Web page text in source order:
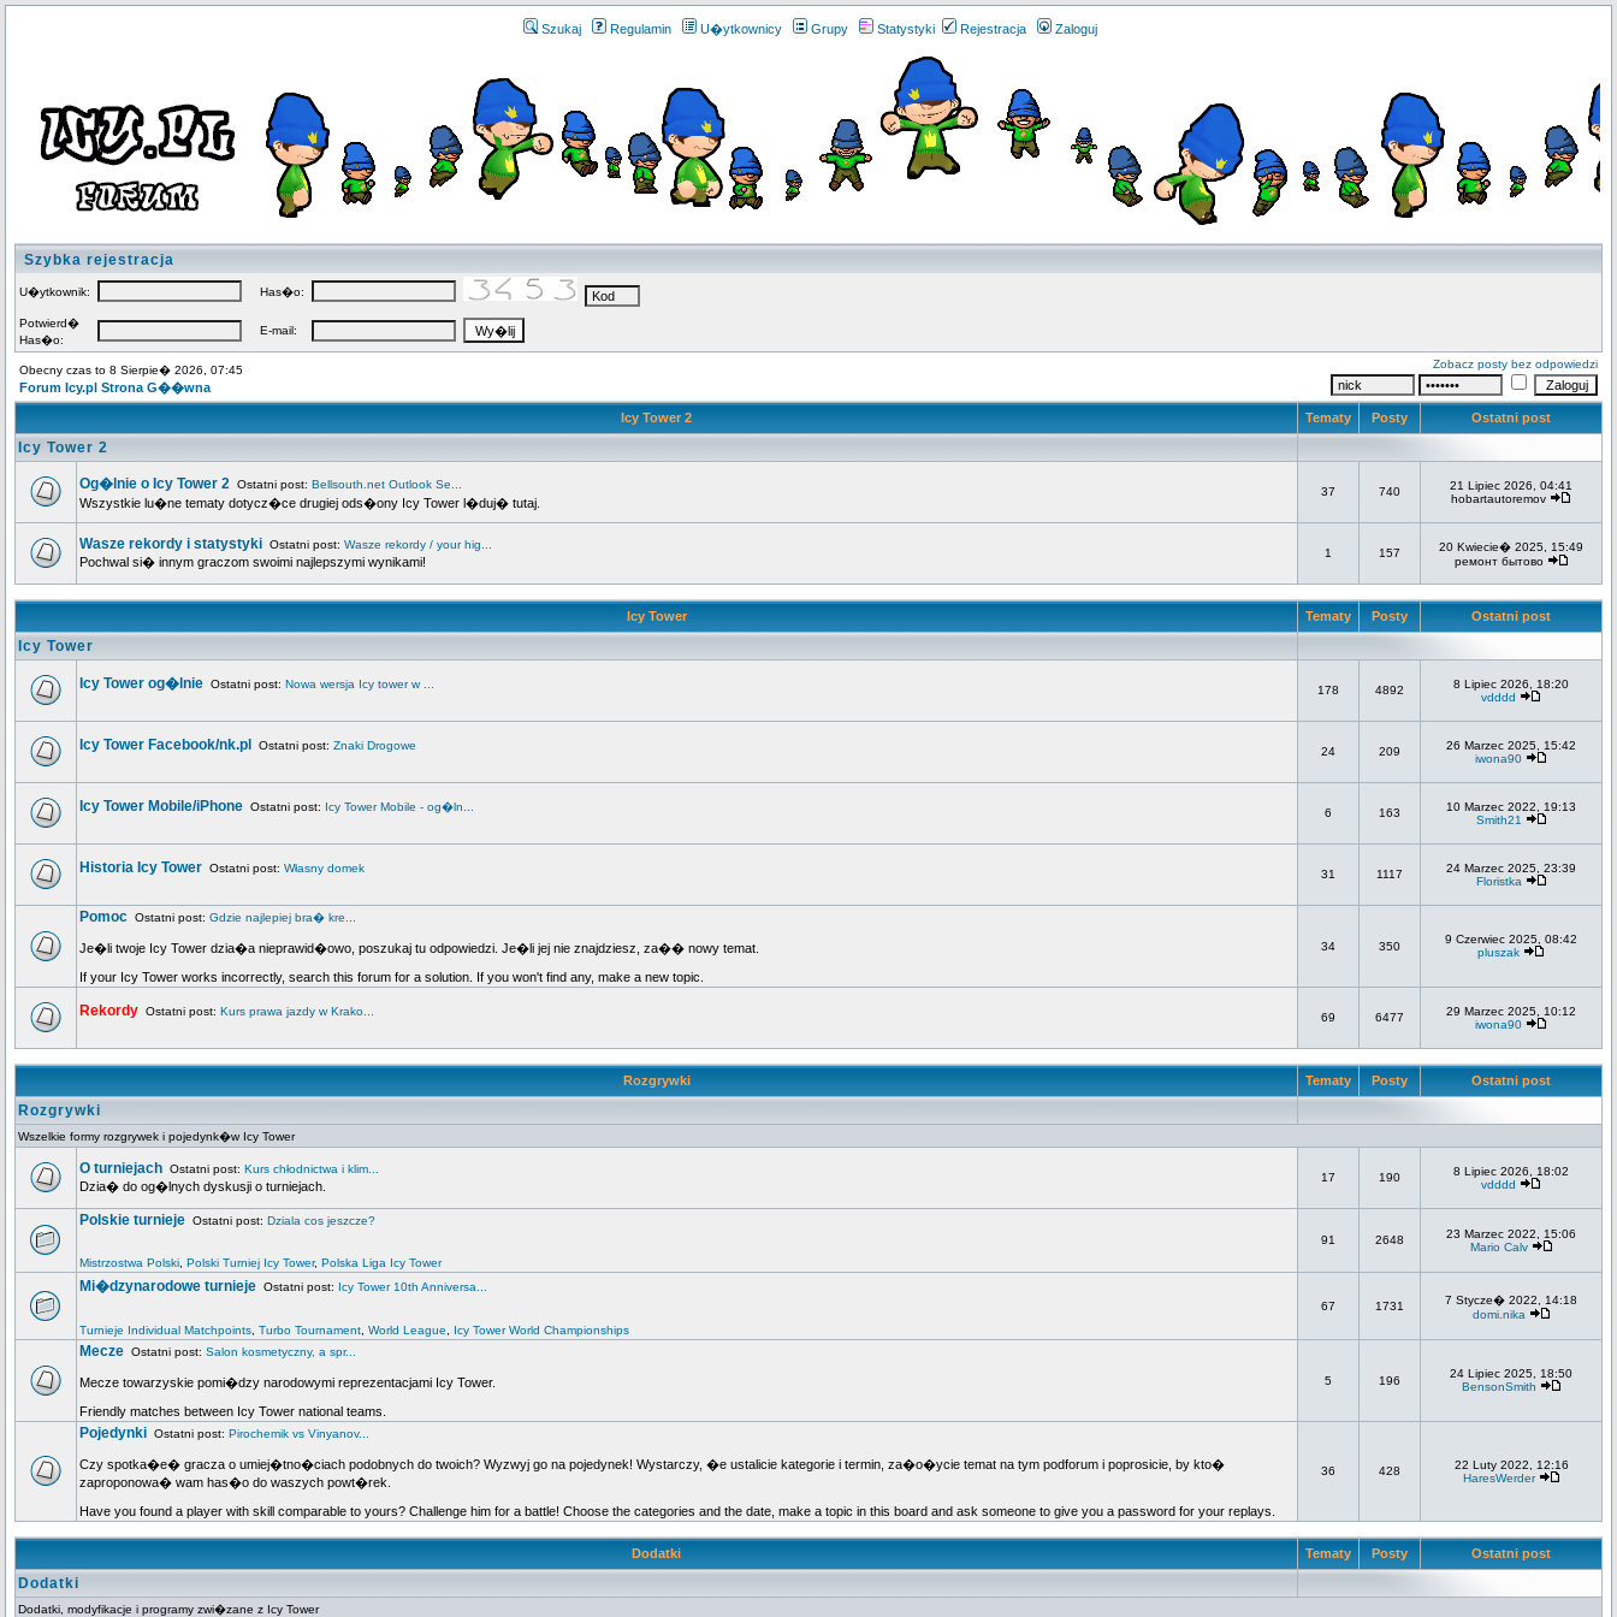
Szukaj Regulamin U�ytkownicy Grupy Statystyki Rejestracja Zaloguj
Szybka rejestracja
U�ytkownik: Has�o:
Potwierd�
Has�o:
E-mail:
Obecny czas to 8 Sierpie� 2026, 07:45
Forum Icy.pl Strona G��wna
Zobacz posty bez odpowiedzi
Icy Tower 2 Tematy Posty Ostatni post
Icy Tower 2
Og�lnie o Icy Tower 2 Ostatni post: Bellsouth.net Outlook Se...
Wszystkie lu�ne tematy dotycz�ce drugiej ods�ony Icy Tower l�duj� tutaj.
37 740
21 Lipiec 2026, 04:41
hobartautoremov
Wasze rekordy i statystyki Ostatni post: Wasze rekordy / your hig...
Pochwal si� innym graczom swoimi najlepszymi wynikami!
1 157
20 Kwiecie� 2025, 15:49
ремонт бытово
Icy Tower Tematy Posty Ostatni post
Icy Tower
Icy Tower og�lnie Ostatni post: Nowa wersja Icy tower w ... 178 4892
8 Lipiec 2026, 18:20
vdddd
Icy Tower Facebook/nk.pl Ostatni post: Znaki Drogowe 24 209
26 Marzec 2025, 15:42
iwona90
Icy Tower Mobile/iPhone Ostatni post: Icy Tower Mobile - og�ln... 6 163
10 Marzec 2022, 19:13
Smith21
Historia Icy Tower Ostatni post: Własny domek 31 1117
24 Marzec 2025, 23:39
Floristka
Pomoc Ostatni post: Gdzie najlepiej bra� kre...
Je�li twoje Icy Tower dzia�a nieprawid�owo, poszukaj tu odpowiedzi. Je�li jej nie znajdziesz, za�� nowy temat.
If your Icy Tower works incorrectly, search this forum for a solution. If you won't find any, make a new topic.
34 350
9 Czerwiec 2025, 08:42
pluszak
Rekordy Ostatni post: Kurs prawa jazdy w Krako... 69 6477
29 Marzec 2025, 10:12
iwona90
Rozgrywki Tematy Posty Ostatni post
Rozgrywki
Wszelkie formy rozgrywek i pojedynk�w Icy Tower
O turniejach Ostatni post: Kurs chłodnictwa i klim...
Dzia� do og�lnych dyskusji o turniejach.
17 190
8 Lipiec 2026, 18:02
vdddd
Polskie turnieje Ostatni post: Dziala cos jeszcze?
Mistrzostwa Polski Polski Turniej Icy Tower, Polska Liga Icy Tower
91 2648
23 Marzec 2022, 15:06
Mario Calv
Mi�dzynarodowe turnieje Ostatni post: Icy Tower 10th Anniversa...
Turnieje Individual Matchpoints Turbo Tournament World League Icy Tower World Championships
67 1731
7 Stycze� 2022, 14:18
domi.nika
Mecze Ostatni post: Salon kosmetyczny, a spr...
Mecze towarzyskie pomi�dzy narodowymi reprezentacjami Icy Tower.
Friendly matches between Icy Tower national teams.
5 196
24 Lipiec 2025, 18:50
BensonSmith
Pojedynki Ostatni post: Pirochemik vs Vinyanov...
Czy spotka�e� gracza o umiej�tno�ciach podobnych do twoich? Wyzwyj go na pojedynek! Wystarczy, �e ustalicie kategorie i termin, za�o�ycie temat na tym podforum i poprosicie, by kto�
zaproponowa� wam has�o do waszych powt�rek.
Have you found a player with skill comparable to yours? Challenge him for a battle! Choose the categories and the date, make a topic in this board and ask someone to give you a password for your replays.
36 428
22 Luty 2022, 12:16
HaresWerder
Dodatki Tematy Posty Ostatni post
Dodatki
Dodatki, modyfikacje i programy zwi�zane z Icy Tower